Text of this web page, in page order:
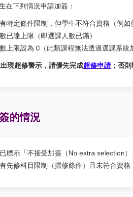
在下列情況申請加簽：
特定條件限制，但學生不符合資格（例如
已達上限（即選課人數已滿）
上限設為 0（此類課程無法透過選課系統
現超修警示，請優先完成超修申請；否則
的情況
標示「不接受加簽（No extra selection
先修科目限制（擋修條件）且未符合資